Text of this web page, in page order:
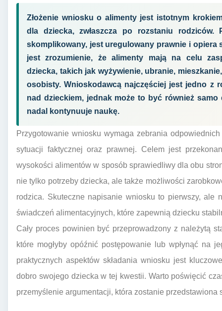
Złożenie wniosku o alimenty jest istotnym
dla dziecka, zwłaszcza po rozstaniu
skomplikowany, jest uregulowany prawnie i opiera
jest zrozumienie, że alimenty mają na celu
dziecka, takich jak wyżywienie, ubranie,
osobisty. Wnioskodawcą najczęściej jest jedno z
nad dzieckiem, jednak może to być również samo
nadal kontynuuje naukę.
Przygotowanie wniosku wymaga zebrania
sytuacji faktycznej oraz prawnej. Celem jest
wysokości alimentów w sposób sprawiedliwy dla obu
nie tylko potrzeby dziecka, ale także możliwości
rodzica. Skuteczne napisanie wniosku to pierwszy, ale
świadczeń alimentacyjnych, które zapewnią dziecku
Cały proces powinien być przeprowadzony z należytą
które mogłyby opóźnić postępowanie lub wpłynąć na
praktycznych aspektów składania wniosku jest
dobro swojego dziecka w tej kwestii. Warto poświęcić
przemyślenie argumentacji, która zostanie przedstawiona